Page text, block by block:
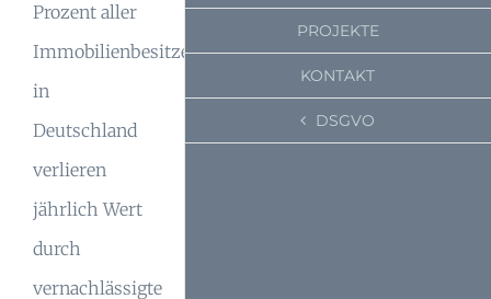
PROJEKTE
KONTAKT
DSGVO
Prozent aller
Immobilienbesitzer
in
Deutschland
verlieren
jährlich Wert
durch
vernachlässigte